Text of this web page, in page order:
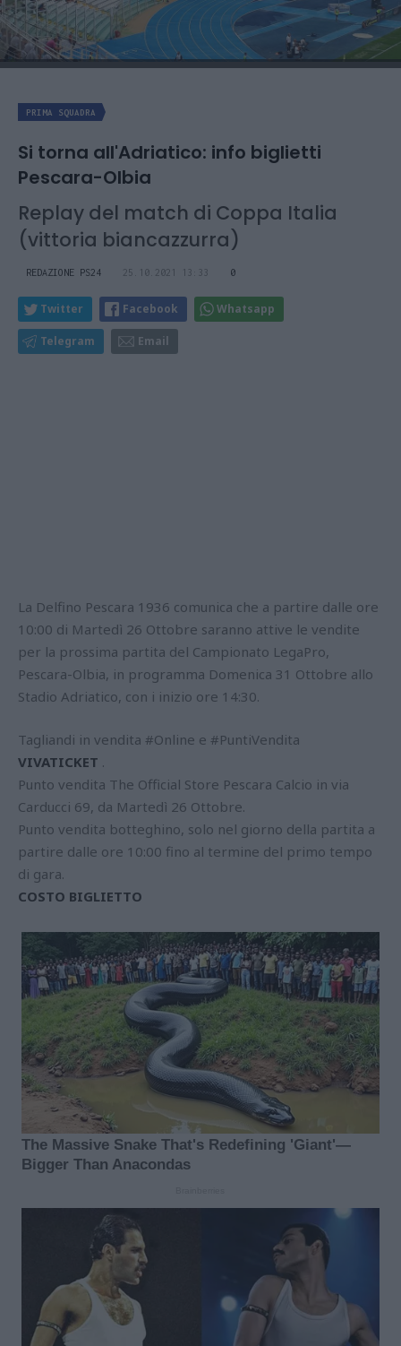
PRIMA SQUADRA
Si torna all'Adriatico: info biglietti
Pescara-Olbia
Replay del match di Coppa Italia
(vittoria biancazzurra)
REDAZIONE PS24 25.10.2021 13:33 0
Twitter Facebook Whatsapp
Telegram Email
La Delfino Pescara 1936 comunica che a partire dalle ore
10:00 di Martedì 26 Ottobre saranno attive le vendite
per la prossima partita del Campionato LegaPro,
Pescara-Olbia, in programma Domenica 31 Ottobre allo
Stadio Adriatico, con i inizio ore 14:30.
Tagliandi in vendita #Online e #PuntiVendita
VIVATICKET .
Punto vendita The Official Store Pescara Calcio in via
Carducci 69, da Martedì 26 Ottobre.
Punto vendita botteghino, solo nel giorno della partita a
partire dalle ore 10:00 fino al termine del primo tempo
di gara.
COSTO BIGLIETTO